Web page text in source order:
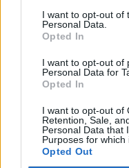
I want to opt-out of
Personal Data.
Opted In
I want to opt-out of
Personal Data for
Opted In
I want to opt-out of
Retention, Sale,
Personal Data that
Purposes for which
Opted Out
henkensä
jyllää